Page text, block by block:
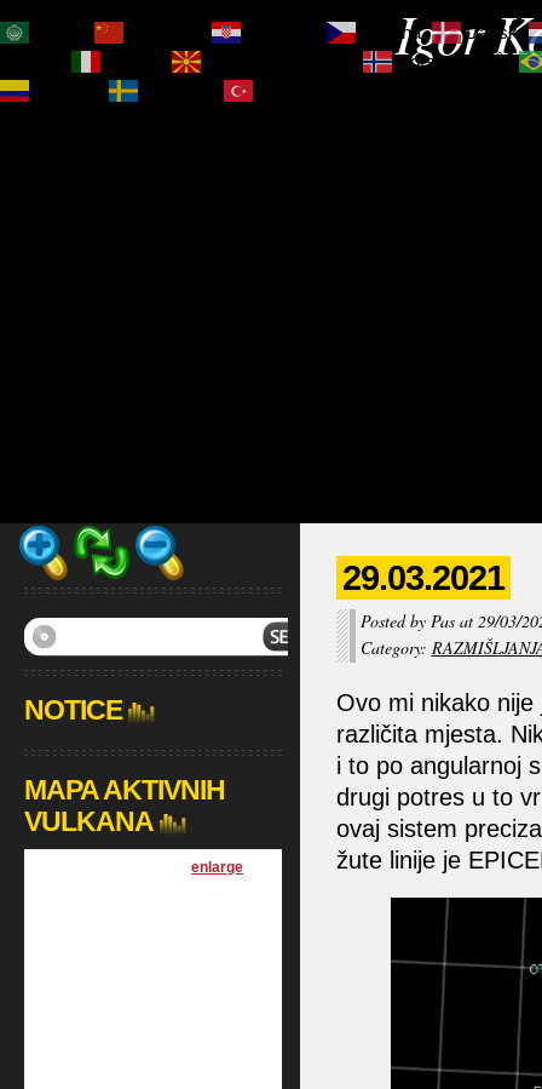
Igor
29.03.2021
Posted by Pas at 29/03/
Category:
Ovo mi nikako
različita mjesta.
i to po angularnoj
drugi potres u to
ovaj sistem
žute linije je
NOTICE
MAPA AKTIVNIH
VULKANA
[enlarge
Čeština‎
Dansk
Norsk bokmål